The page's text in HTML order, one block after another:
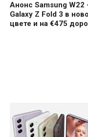
Анонс Samsung W22
Galaxy Z Fold 3 в
цвете и на €475